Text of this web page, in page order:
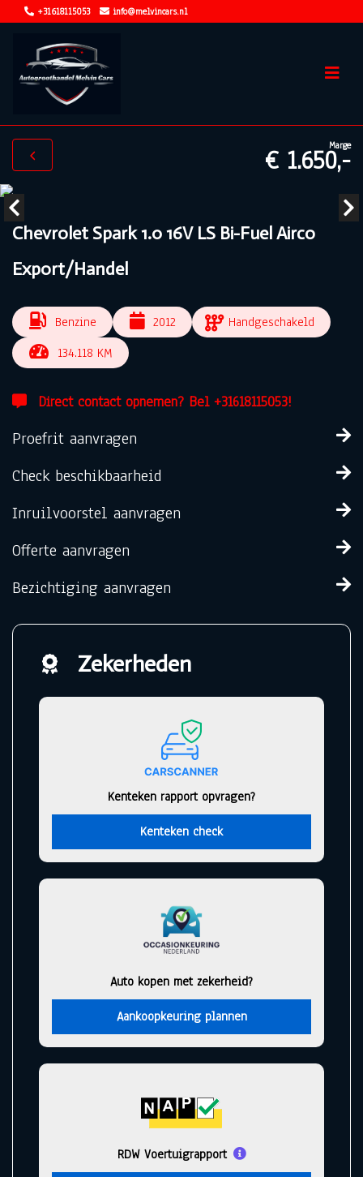
+31618115053 info@melvincars.nl
Marge
€ 1.650,-
Chevrolet Spark 1.0 16V LS Bi-Fuel Airco
Export/Handel
Benzine 2012
Handgeschakeld
134.118 KM
Direct contact opnemen? Bel +31618115053!
Proefrit aanvragen
Check beschikbaarheid
Inruilvoorstel aanvragen
Offerte aanvragen
Bezichtiging aanvragen
Zekerheden
Kenteken rapport opvragen?
Kenteken check
Auto kopen met zekerheid?
Aankoopkeuring plannen
RDW Voertuigrapport